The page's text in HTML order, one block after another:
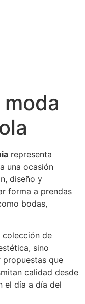
representa
una ocasión
diseño y
forma a prendas
bodas,
colección de
sino
que
calidad desde
el día a día del